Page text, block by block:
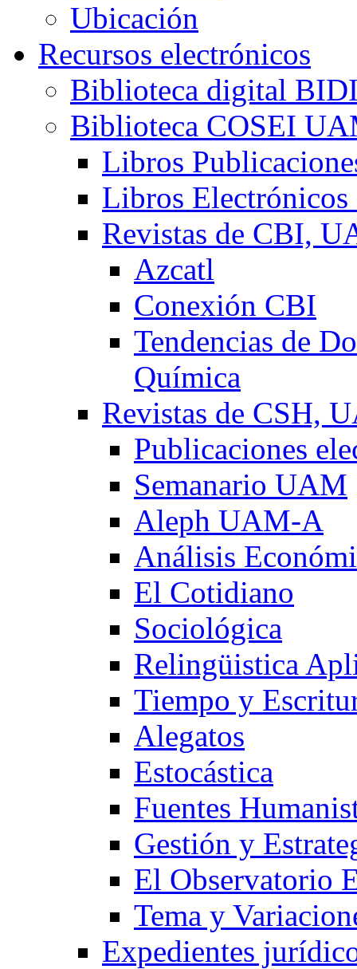
Ubicación
Recursos electrónicos
Biblioteca digital
Biblioteca COSEI
Libros
Libros Electrónicos
Revistas de CBI,
Azcatl
Conexión CBI
Tendencias de
Química
Revistas de CSH,
Publicaciones
Semanario UAM
Aleph UAM-A
Análisis
El Cotidiano
Sociológica
Relingüistica
Tiempo y
Alegatos
Estocástica
Fuentes
Gestión y
El Observatorio
Tema y
Expedientes